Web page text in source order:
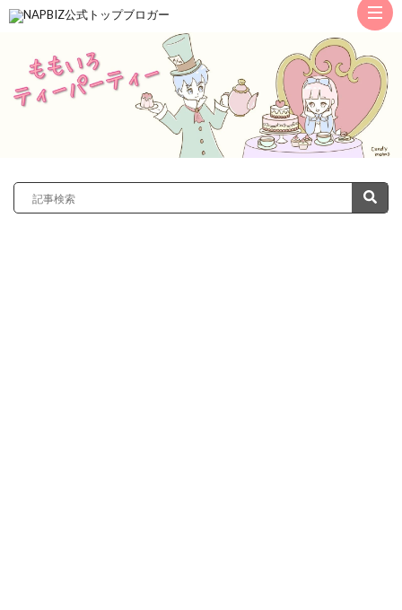
ト
ッ
プ
サ
レ